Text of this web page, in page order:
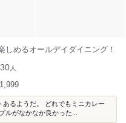
めるオールデイダイニング！
人
あるようだ。 どれでもミニカレー
ルがなかなか良かった...